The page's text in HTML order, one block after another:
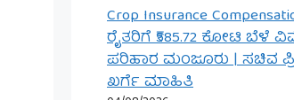
Crop Insurance
ರೈತರಿಗೆ ₹585.72 ಕೋಟಿ ಬೆಳೆ
ಪರಿಹಾರ ಮಂಜೂರು | ಸಚಿವ
ಖರ್ಗೆ ಮಾಹಿತಿ